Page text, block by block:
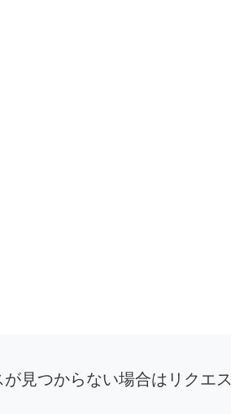
見つからない場合はリクエス